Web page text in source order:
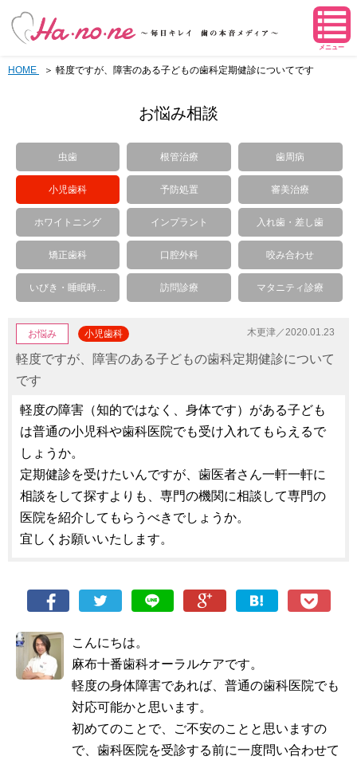
メニュー
HOME 軽度ですが、障害のある子どもの歯科定期健診についてです
お悩み相談
虫歯 根管治療 歯周病
小児歯科 予防処置 審美治療
ホワイトニング インプラント 入れ歯・差し歯
矯正歯科 口腔外科 咬み合わせ
いびき・睡眠時… 訪問診療 マタニティ診療
木更津／2020.01.23
お悩み 小児歯科
軽度ですが、障害のある子どもの歯科定期健診について
です
軽度の障害（知的ではなく、身体です）がある子ども
は普通の小児科や歯科医院でも受け入れてもらえるで
しょうか。
定期健診を受けたいんですが、歯医者さん一軒一軒に
相談をして探すよりも、専門の機関に相談して専門の
医院を紹介してもらうべきでしょうか。
宜しくお願いいたします。
こんにちは。
麻布十番歯科オーラルケアです。
軽度の身体障害であれば、普通の歯科医院でも
対応可能かと思います。
初めてのことで、ご不安のことと思いますの
で、歯科医院を受診する前に一度問い合わせて